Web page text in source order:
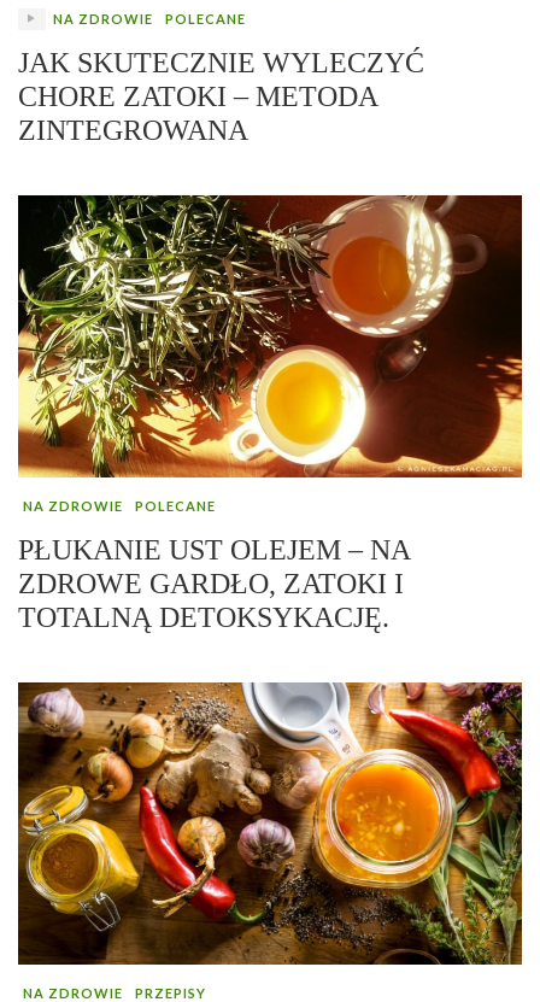
NA ZDROWIE POLECANE
JAK SKUTECZNIE WYLECZYĆ
CHORE ZATOKI – METODA
ZINTEGROWANA
NA ZDROWIE POLECANE
PŁUKANIE UST OLEJEM – NA
ZDROWE GARDŁO, ZATOKI I
TOTALNĄ DETOKSYKACJĘ.
NA ZDROWIE PRZEPISY